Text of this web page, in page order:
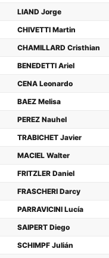
LIAND Jorge
CHIVETTI Martin
CHAMILLARD Cristhian
BENEDETTI Ariel
CENA Leonardo
BAEZ Melisa
PEREZ Nauhel
TRABICHET Javier
MACIEL Walter
FRITZLER Daniel
FRASCHERI Darcy
PARRAVICINI Lucía
SAIPERT Diego
SCHIMPF Julián